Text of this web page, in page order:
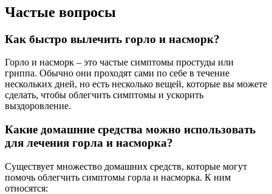
Частые вопросы
Как быстро вылечить горло и насморк?
Горло и насморк – это частые симптомы простуды или
гриппа. Обычно они проходят сами по себе в течение
нескольких дней, но есть несколько вещей, которые вы можете
сделать, чтобы облегчить симптомы и ускорить
выздоровление.
Какие домашние средства можно использовать
для лечения горла и насморка?
Существует множество домашних средств, которые могут
помочь облегчить симптомы горла и насморка. К ним
относятся: